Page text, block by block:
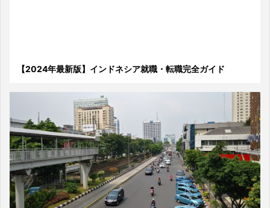
【2024年最新版】インドネシア就職・転職完全ガイド